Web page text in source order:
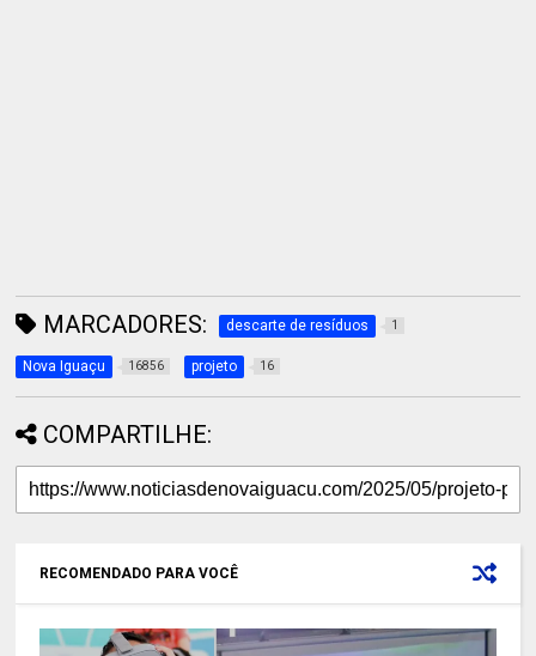
MARCADORES: descarte de resíduos 1
Nova Iguaçu 16856 projeto 16
COMPARTILHE:
RECOMENDADO PARA VOCÊ